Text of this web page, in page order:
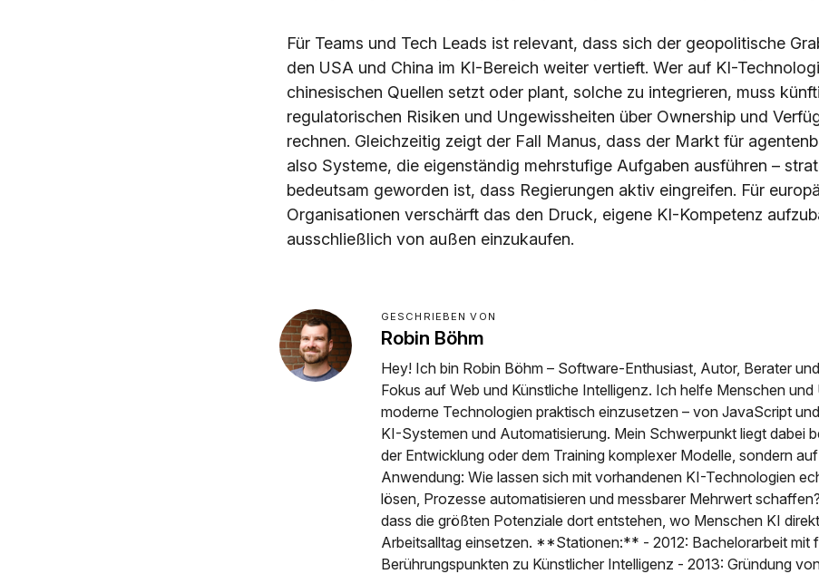
Für Teams und Tech Leads ist relevant, dass sich der geopolitische
den USA und China im KI-Bereich weiter vertieft. Wer auf KI-
chinesischen Quellen setzt oder plant, solche zu integrieren, muss
regulatorischen Risiken und Ungewissheiten über Ownership und
rechnen. Gleichzeitig zeigt der Fall Manus, dass der Markt für
also Systeme, die eigenständig mehrstufige Aufgaben ausführen –
bedeutsam geworden ist, dass Regierungen aktiv eingreifen. Für
Organisationen verschärft das den Druck, eigene KI-Kompetenz
ausschließlich von außen einzukaufen.
GESCHRIEBEN VON
Robin Böhm
Hey! Ich bin Robin Böhm – Software-Enthusiast, Autor, Berater
Fokus auf Web und Künstliche Intelligenz. Ich helfe Menschen und
moderne Technologien praktisch einzusetzen – von JavaScript
KI-Systemen und Automatisierung. Mein Schwerpunkt liegt dabei
der Entwicklung oder dem Training komplexer Modelle, sondern
Anwendung: Wie lassen sich mit vorhandenen KI-Technologien
lösen, Prozesse automatisieren und messbarer Mehrwert
dass die größten Potenziale dort entstehen, wo Menschen KI
Arbeitsalltag einsetzen. **Stationen:** - 2012: Bachelorarbeit mit
Berührungspunkten zu Künstlicher Intelligenz - 2013: Gründung